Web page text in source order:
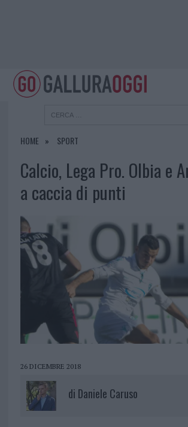
HOME SPORT
Calcio, Lega Pro. Olbia e
a caccia di punti
26 DICEMBRE 2018
di Daniele Caruso